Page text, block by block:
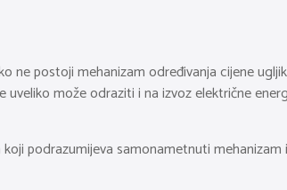
ne postoji mehanizam određivanja cijene
može odraziti i na izvoz električne
podrazumijeva samonametnuti